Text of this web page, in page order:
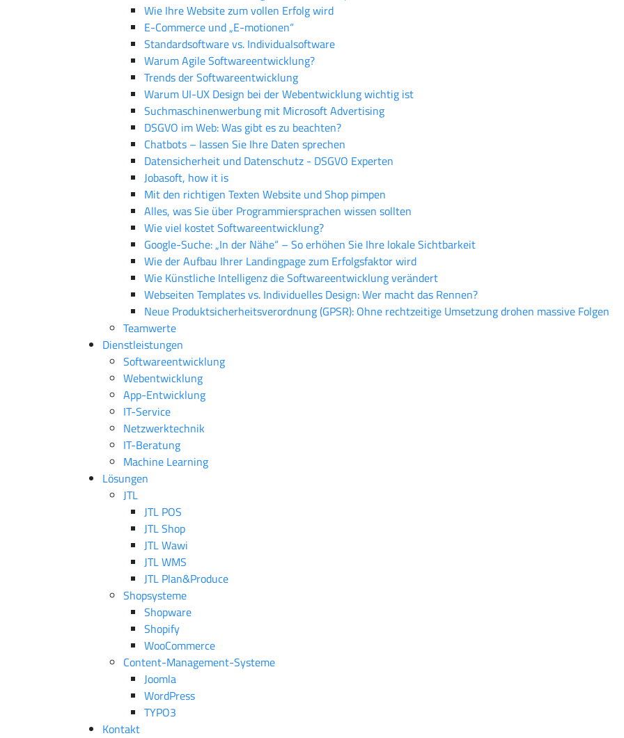
Wie Ihre Website zum vollen Erfolg wird
E-Commerce und „E-motionen“
Standardsoftware vs. Individualsoftware
Warum Agile Softwareentwicklung?
Trends der Softwareentwicklung
Warum UI-UX Design bei der Webentwicklung wichtig ist
Suchmaschinenwerbung mit Microsoft Advertising
DSGVO im Web: Was gibt es zu beachten?
Chatbots – lassen Sie Ihre Daten sprechen
Datensicherheit und Datenschutz - DSGVO Experten
Jobasoft, how it is
Mit den richtigen Texten Website und Shop pimpen
Alles, was Sie über Programmiersprachen wissen sollten
Wie viel kostet Softwareentwicklung?
Google-Suche: „In der Nähe“ – So erhöhen Sie Ihre lokale Sichtbarkeit
Wie der Aufbau Ihrer Landingpage zum Erfolgsfaktor wird
Wie Künstliche Intelligenz die Softwareentwicklung verändert
Webseiten Templates vs. Individuelles Design: Wer macht das Rennen?
Neue Produktsicherheitsverordnung (GPSR): Ohne rechtzeitige Umsetzung drohen massive Folgen
Teamwerte
Dienstleistungen
Softwareentwicklung
Webentwicklung
App-Entwicklung
IT-Service
Netzwerktechnik
IT-Beratung
Machine Learning
Lösungen
JTL
JTL POS
JTL Shop
JTL Wawi
JTL WMS
JTL Plan&Produce
Shopsysteme
Shopware
Shopify
WooCommerce
Content-Management-Systeme
Joomla
WordPress
TYPO3
Kontakt